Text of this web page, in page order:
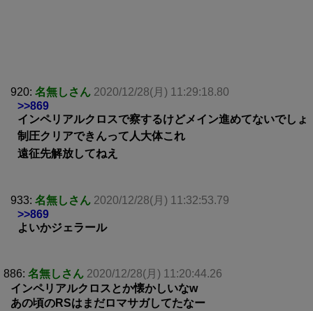
920: 名無しさん 2020/12/28(月) 11:29:18.80
>>869
インペリアルクロスで察するけどメイン進めてないでしょ
制圧クリアできんって人大体これ
遠征先解放してねえ
933: 名無しさん 2020/12/28(月) 11:32:53.79
>>869
よいかジェラール
886: 名無しさん 2020/12/28(月) 11:20:44.26
インペリアルクロスとか懐かしいなw
あの頃のRSはまだロマサガしてたなー